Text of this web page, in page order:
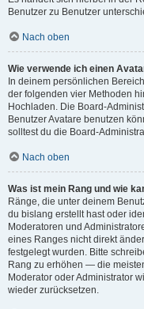
Benutzer zu Benutzer
Nach oben
Wie verwende ich einen
In deinem persönlichen
der folgenden vier Methoden
Hochladen. Die Board-
Benutzer Avatare benutzen
solltest du die Board-
Nach oben
Was ist mein Rang und wie
Ränge, die unter deinem
du bislang erstellt hast oder
Moderatoren und
eines Ranges nicht direkt
festgelegt wurden. Bitte
Rang zu erhöhen — die
Moderator oder Administrator
wieder zurücksetzen.